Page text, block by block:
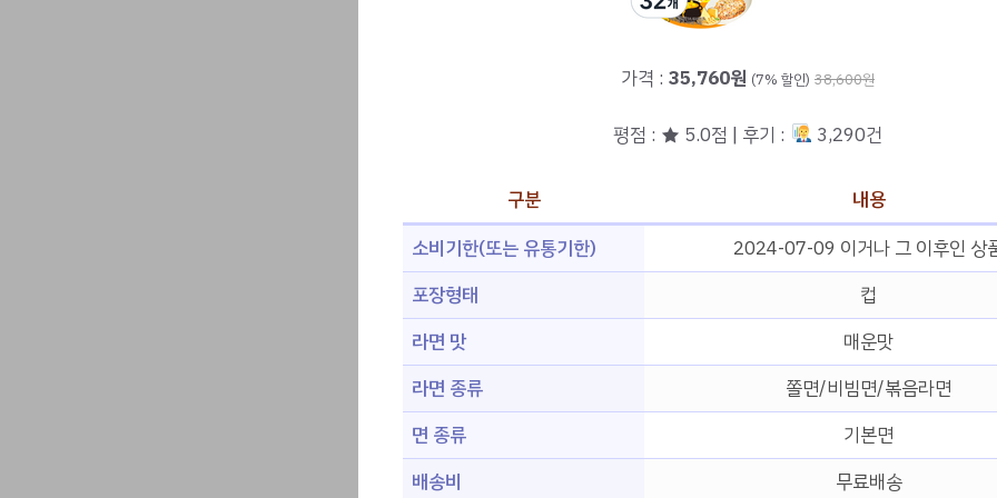
가격 : 35,760원 (7% 할인) 38,600원
평점 : ★ 5.0점 | 후기 : 3,290건
구분
내용
소비기한(또는 유통기한)
2024-07-09 이거나 그 이후인 상
포장형태
컵
라면 맛
매운맛
라면 종류
쫄면/비빔면/볶음라면
면 종류
기본면
배송비
무료배송